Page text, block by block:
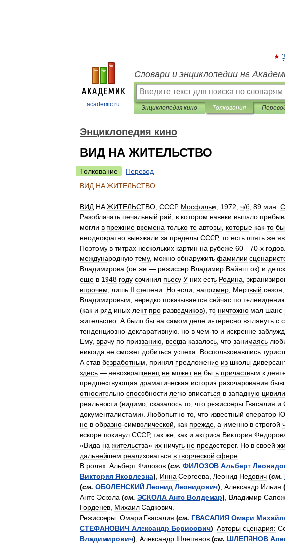
academic.ru
Словари и энциклопедии на
Энциклопедия кино Толкования
Энциклопедия кино
ВИД НА ЖИТЕЛЬСТВО
Толкование
Перевод
ВИД НА ЖИТЕЛЬСТВО
ВИД НА ЖИТЕЛЬСТВО СССР, Мосфильм 1972 ч/б 89 мин
Разоблачать печальный рай в котором навеки выпало
могли в прежние времена только те авторы которые как-то
неоднократно выезжали за пределы СССР, то есть опять же
Поэтому в титрах нескольких картин на рубеже 60—70-х годов
международную тему, можно обнаружить фамилии
Владимирова (он же — режиссер Владимир Вайншток) и
еще в 1948 году сочинил пьесу У них есть Родина
впрочем
лишь II степени Но если например Мертвый сезон
Владимировым
нередко показывается сейчас по
(как и ряд иных лент про разведчиков), то ничтожно мал шанс
жительство А было бы на самом деле интересно взглянуть с
тенденциозно-декларативную но в чем-то и искренне
Ему, врачу по призванию всегда казалось что занимаясь
никогда не сможет добиться успеха Воспользовавшись
А став безработным принял предложение из школы
здесь — невозвращенец не может не быть причастным к
предшествующая драматическая история разочарования
относительно способности легко вписаться в западную
реальности (видимо сказалось то что режиссеры Гвасалия и
документалистами). Любопытно то что известный оператор
не в образно-символической как прежде а именно в строгой
вскоре покинул СССР, так же как и актриса Виктория
«Вида на жительства» их ничуть не предостерег. Но в своей
дальнейшем реализоваться в творческой сфере
В ролях: Альберт Филозов (см. ФИЛОЗОВ Альберт
Виктория Яковлевна) Инна Сергеева Леонид Недович (см.
(см. ОБОЛЕНСКИЙ Леонид Леонидович) Александр Ильин (
Антс Эскола (см. ЭСКОЛА Антс Волдемар) Владимир
Горденев Михаил Садкович
Режиссеры: Омари Гвасалия (см. ГВАСАЛИЯ Омари
СТЕФАНОВИЧ Александр Борисович) Авторы сценария:
Владимирович) Александр Шлепянов (см. ШЛЕПЯНОВ